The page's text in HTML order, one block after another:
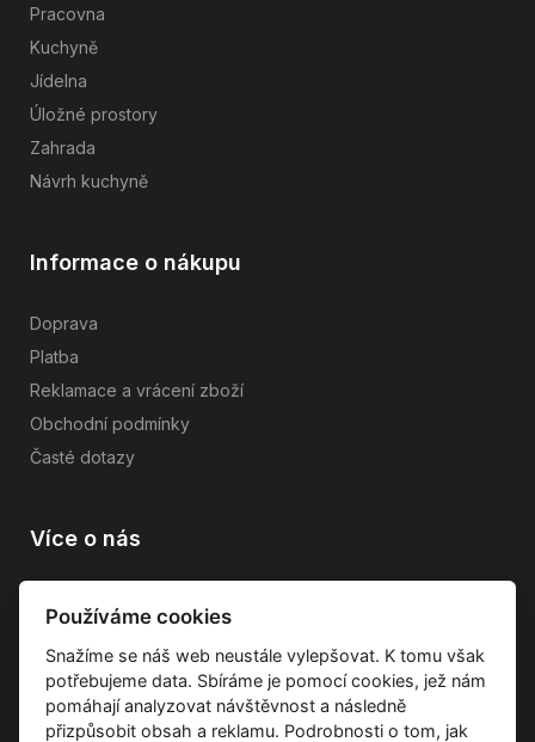
Pracovna
Kuchyně
Jídelna
Úložné prostory
Zahrada
Návrh kuchyně
Informace o nákupu
Doprava
Platba
Reklamace a vrácení zboží
Obchodní podmínky
Časté dotazy
Více o nás
Průvodce tkaninami
Kontakty
Používáme cookies
Snažíme se náš web neustále vylepšovat. K tomu však
potřebujeme data. Sbíráme je pomocí cookies, jež nám
pomáhají analyzovat návštěvnost a následně
přizpůsobit obsah a reklamu. Podrobnosti o tom, jak